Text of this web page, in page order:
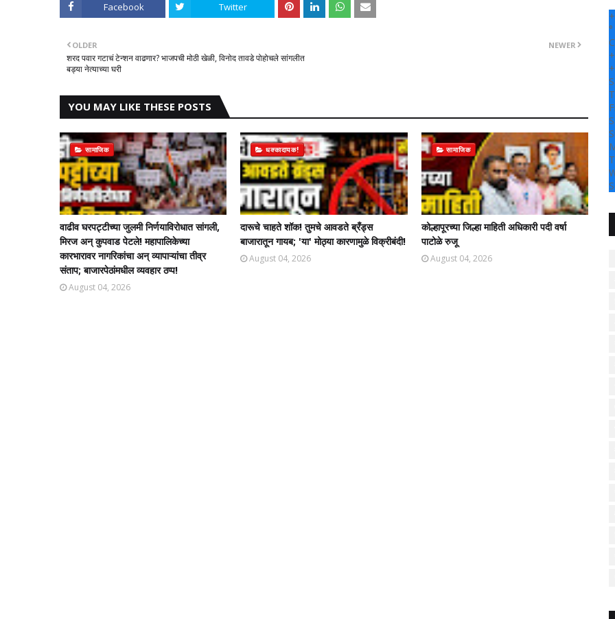
Facebook Twitter
NEWER
OLDER
शरद पवार गटाचं टेन्शन वाढणार? भाजपची मोठी खेळी, विनोद तावडे पोहोचले सांगलीत
बड्या नेत्याच्या घरी
YOU MAY LIKE THESE POSTS
सामाजिक
वाढीव घरपट्टीच्या जुलमी निर्णयाविरोधात सांगली,
मिरज अन् कुपवाड पेटले! महापालिकेच्या
कारभारावर नागरिकांचा अन् व्यापाऱ्यांचा तीव्र
संताप; बाजारपेठांमधील व्यवहार ठप्प!​
August 04, 2026
धक्कादायक!
दारूचे चाहते शॉक! तुमचे आवडते ब्रँड्स
बाजारातून गायब; 'या' मोठ्या कारणामुळे विक्रीबंदी!
August 04, 2026
सामाजिक
कोल्हापूरच्या जिल्हा माहिती अधिकारी पदी वर्षा
पाटोळे रुजू
August 04, 2026
+
°
C
+
+